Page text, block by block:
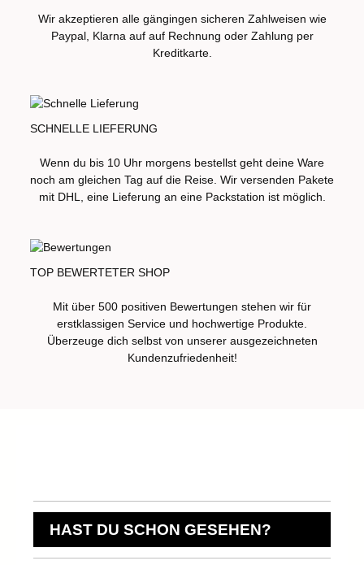
Wir akzeptieren alle gängingen sicheren Zahlweisen wie
Paypal, Klarna auf auf Rechnung oder Zahlung per
Kreditkarte.
SCHNELLE LIEFERUNG
Wenn du bis 10 Uhr morgens bestellst geht deine Ware
noch am gleichen Tag auf die Reise. Wir versenden Pakete
mit DHL, eine Lieferung an eine Packstation ist möglich.
TOP BEWERTETER SHOP
Mit über 500 positiven Bewertungen stehen wir für
erstklassigen Service und hochwertige Produkte.
Überzeuge dich selbst von unserer ausgezeichneten
Kundenzufriedenheit!
HAST DU SCHON GESEHEN?